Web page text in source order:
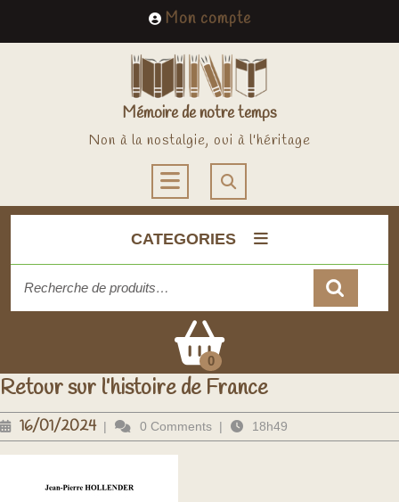
Mon compteMy
Account
Mémoire de notre temps
Non à la nostalgie, oui à l'héritage
Open
Button
CATEGORIES
pour :
0
Retour sur l’histoire de France
16/01/202416/01/2024
| 0 Comments | 18h49